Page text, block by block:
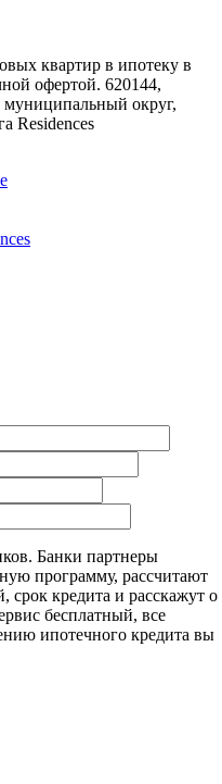
квартир в ипотеку в
офертой. 620144,
муниципальный округ,
Residences
Банки партнеры
программу, рассчитают
кредита и расскажут о
бесплатный, все
ипотечного кредита вы